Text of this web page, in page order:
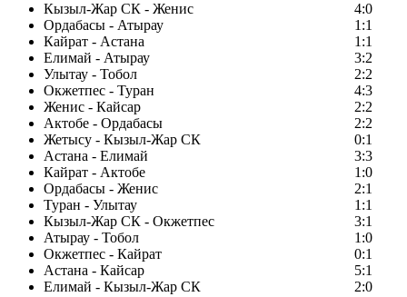
Кызыл-Жар СК - Женис
4:0
Ордабасы - Атырау
1:1
Кайрат - Астана
1:1
Елимай - Атырау
3:2
Улытау - Тобол
2:2
Окжетпес - Туран
4:3
Женис - Кайсар
2:2
Актобе - Ордабасы
2:2
Жетысу - Кызыл-Жар СК
0:1
Астана - Елимай
3:3
Кайрат - Актобе
1:0
Ордабасы - Женис
2:1
Туран - Улытау
1:1
Кызыл-Жар СК - Окжетпес
3:1
Атырау - Тобол
1:0
Окжетпес - Кайрат
0:1
Астана - Кайсар
5:1
Елимай - Кызыл-Жар СК
2:0